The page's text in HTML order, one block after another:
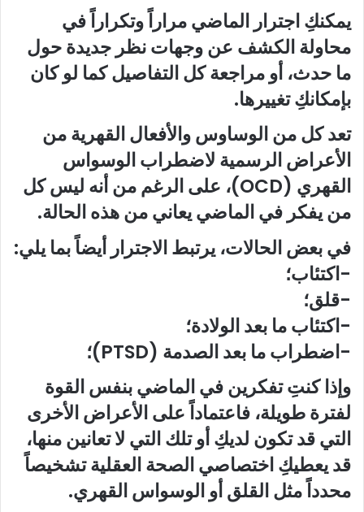
يمكنكِ اجترار الماضي مراراً وتكراراً في
محاولة الكشف عن وجهات نظر جديدة حول
ما حدث، أو مراجعة كل التفاصيل كما لو كان
بإمكانكِ تغييرها.
تعد كل من الوساوس والأفعال القهرية من
الأعراض الرسمية لاضطراب الوسواس
القهري (OCD)، على الرغم من أنه ليس كل
من يفكر في الماضي يعاني من هذه الحالة.
في بعض الحالات، يرتبط الاجترار أيضاً بما يلي:
-اكتئاب؛
-قلق؛
-اكتئاب ما بعد الولادة؛
-اضطراب ما بعد الصدمة (PTSD)؛
وإذا كنتِ تفكرين في الماضي بنفس القوة
لفترة طويلة، فاعتماداً على الأعراض الأخرى
التي قد تكون لديكِ أو تلك التي لا تعانين منها،
قد يعطيكِ اختصاصي الصحة العقلية تشخيصاً
محدداً مثل القلق أو الوسواس القهري.